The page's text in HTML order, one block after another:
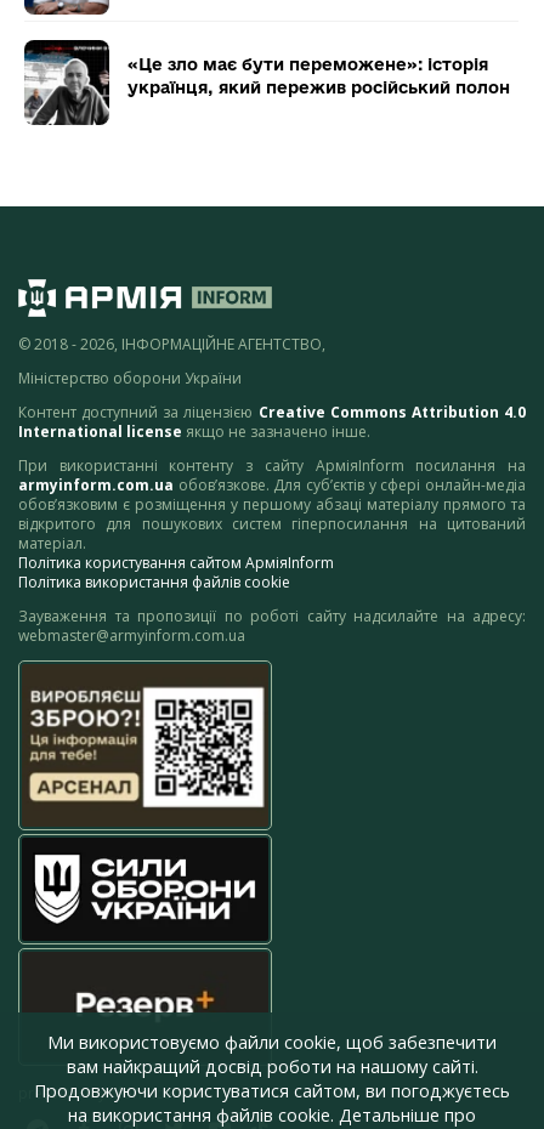
«Це зло має бути переможене»: історія
українця, який пережив російський полон
© 2018 - 2026, ІНФОРМАЦІЙНЕ АГЕНТСТВО,
Міністерство оборони України
Контент доступний за ліцензією Creative Commons Attribution 4.0
International license якщо не зазначено інше.
При використанні контенту з сайту АрміяInform посилання на
armyinform.com.ua обов’язкове. Для суб’єктів у сфері онлайн-медіа
обов’язковим є розміщення у першому абзаці матеріалу прямого та
відкритого для пошукових систем гіперпосилання на цитований
матеріал.
Політика користування сайтом АрміяInform
Політика використання файлів cookie
Зауваження та пропозиції по роботі сайту надсилайте на адресу:
webmaster@armyinform.com.ua
press@armyinform.com.ua
Ми використовуємо файли cookie, щоб забезпечити
вам найкращий досвід роботи на нашому сайті.
Продовжуючи користуватися сайтом, ви погоджуєтесь
на використання файлів cookie. Детальніше про